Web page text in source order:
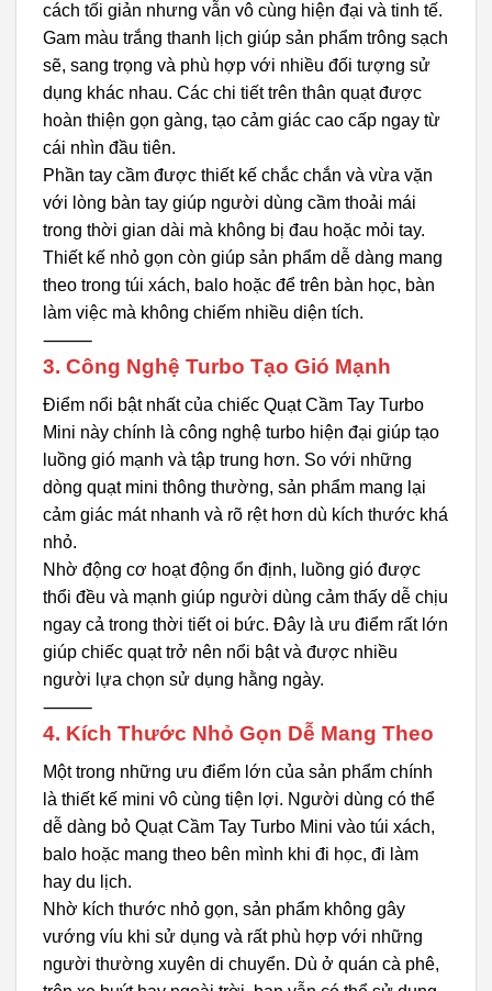
cách tối giản nhưng vẫn vô cùng hiện đại và tinh tế.
Gam màu trắng thanh lịch giúp sản phẩm trông sạch
sẽ, sang trọng và phù hợp với nhiều đối tượng sử
dụng khác nhau. Các chi tiết trên thân quạt được
hoàn thiện gọn gàng, tạo cảm giác cao cấp ngay từ
cái nhìn đầu tiên.
Phần tay cầm được thiết kế chắc chắn và vừa vặn
với lòng bàn tay giúp người dùng cầm thoải mái
trong thời gian dài mà không bị đau hoặc mỏi tay.
Thiết kế nhỏ gọn còn giúp sản phẩm dễ dàng mang
theo trong túi xách, balo hoặc để trên bàn học, bàn
làm việc mà không chiếm nhiều diện tích.
⸻
3. Công Nghệ Turbo Tạo Gió Mạnh
Điểm nổi bật nhất của chiếc Quạt Cầm Tay Turbo
Mini này chính là công nghệ turbo hiện đại giúp tạo
luồng gió mạnh và tập trung hơn. So với những
dòng quạt mini thông thường, sản phẩm mang lại
cảm giác mát nhanh và rõ rệt hơn dù kích thước khá
nhỏ.
Nhờ động cơ hoạt động ổn định, luồng gió được
thổi đều và mạnh giúp người dùng cảm thấy dễ chịu
ngay cả trong thời tiết oi bức. Đây là ưu điểm rất lớn
giúp chiếc quạt trở nên nổi bật và được nhiều
người lựa chọn sử dụng hằng ngày.
⸻
4. Kích Thước Nhỏ Gọn Dễ Mang Theo
Một trong những ưu điểm lớn của sản phẩm chính
là thiết kế mini vô cùng tiện lợi. Người dùng có thể
dễ dàng bỏ Quạt Cầm Tay Turbo Mini vào túi xách,
balo hoặc mang theo bên mình khi đi học, đi làm
hay du lịch.
Nhờ kích thước nhỏ gọn, sản phẩm không gây
vướng víu khi sử dụng và rất phù hợp với những
người thường xuyên di chuyển. Dù ở quán cà phê,